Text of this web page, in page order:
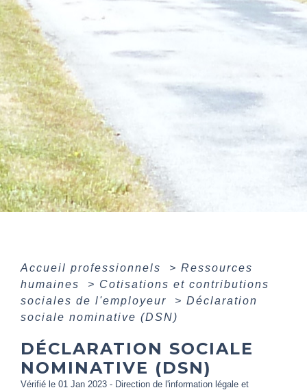
Accueil professionnels > Ressources
humaines
> Cotisations et contributions
sociales de l'employeur
> Déclaration
sociale nominative (DSN)
DÉCLARATION SOCIALE
NOMINATIVE (DSN)
Vérifié le 01 Jan 2023 - Direction de l'information légale et